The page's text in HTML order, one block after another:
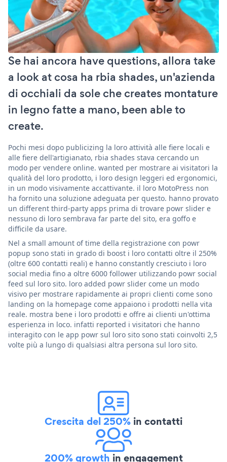
Se hai ancora have questions, allora take
a look at cosa ha rbia shades, un'azienda
di occhiali da sole che creates montature
in legno fatte a mano, been able to
create.
Pochi mesi dopo publicizing la loro attività alle fiere locali e
alle fiere dell'artigianato, rbia shades stava cercando un
modo per vendere online. wanted per mostrare ai visitatori la
qualità del loro prodotto, i loro design leggeri ed ergonomici,
in un modo visivamente accattivante. il loro MotoPress non
ha fornito una soluzione adeguata per questo. hanno provato
un different third-party apps prima di trovare powr slider e
nessuno di loro sembrava far parte del sito, era goffo e
difficile da usare.
Nel a small amount of time della registrazione con powr
popup sono stati in grado di boost i loro contatti oltre il 250%
(oltre 600 contatti reali) e hanno constantly cresciuto i loro
social media fino a oltre 6000 follower utilizzando powr social
feed sul loro sito. loro added powr slider come un modo
visivo per mostrare rapidamente ai propri clienti come sono
landing on la homepage come appaiono i prodotti nella vita
reale. mostra bene i loro prodotti e offre ai clienti un'ottima
esperienza in loco. infatti reported i visitatori che hanno
interagito con le app powr sul loro sito sono stati coinvolti 2,5
volte più a lungo di qualsiasi altra persona sul loro sito.
Crescita del 250% in contatti
200% growth in engagement